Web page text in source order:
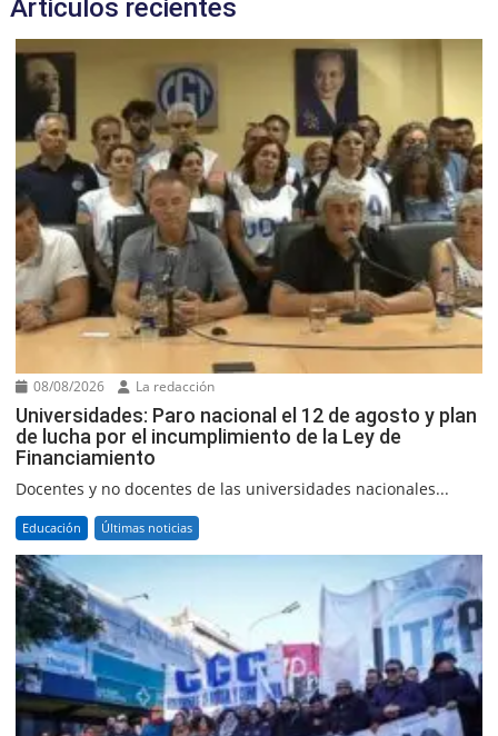
Articulos recientes
08/08/2026 La redacción
Universidades: Paro nacional el 12 de agosto y plan
de lucha por el incumplimiento de la Ley de
Financiamiento
Docentes y no docentes de las universidades nacionales...
Educación Últimas noticias